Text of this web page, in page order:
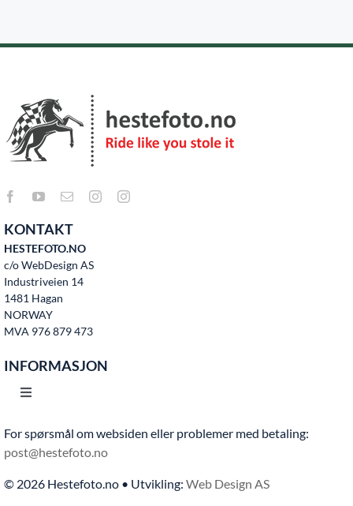
KONTAKT
HESTEFOTO.NO
c/o WebDesign AS
Industriveien 14
1481 Hagan
NORWAY
MVA 976 879 473
INFORMASJON
Toggle
Hjem
Bruksvilkår
For spørsmål om websiden eller problemer med betaling:
post@hestefoto.no
© 2026 Hestefoto.no • Utvikling: Web Design AS